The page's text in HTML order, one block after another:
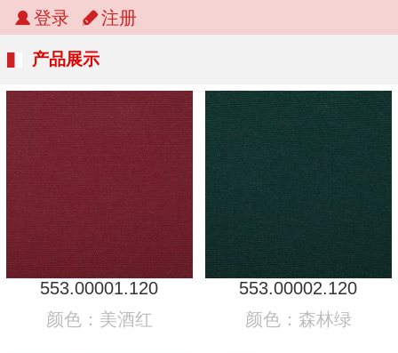
登录 注册
产品展示
553.00001.120
颜色：美酒红
553.00002.120
颜色：森林绿